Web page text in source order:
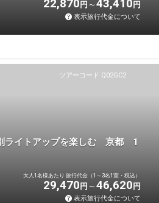
22,870 円 43,410 円
表示旅行代金について
ツアーコード Q02GC2
ライトアップを楽しむ 京都 1
大人1名様あたり 旅行代金（1～3名1室・税込）
29,470 円 46,620 円
表示旅行代金について